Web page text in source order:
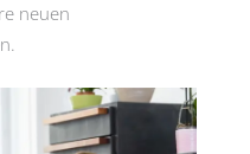
neuen